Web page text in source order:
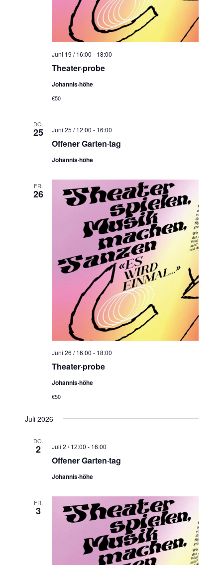
Theater·probe
Juni 19 / 16:00 - 18:00
Johannis·höhe
€50
DO.
25
Offener Garten·tag
Juni 25 / 12:00 - 16:00
Johannis·höhe
FR.
26
Theater·probe
Juni 26 / 16:00 - 18:00
Johannis·höhe
€50
Juli 2026
DO.
2
Offener Garten·tag
Juli 2 / 12:00 - 16:00
Johannis·höhe
FR.
3